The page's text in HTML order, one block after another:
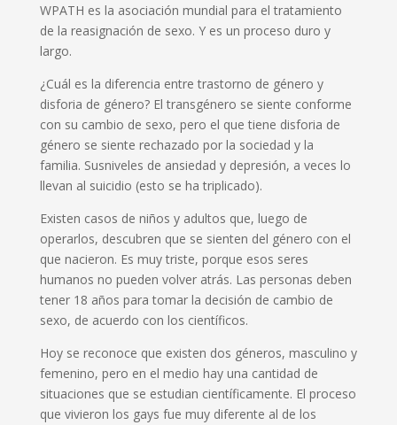
WPATH es la asociación mundial para el tratamiento
de la reasignación de sexo. Y es un proceso duro y
largo.
¿Cuál es la diferencia entre trastorno de género y
disforia de género? El transgénero se siente conforme
con su cambio de sexo, pero el que tiene disforia de
género se siente rechazado por la sociedad yla
familia. Susniveles de ansiedad y depresión, a veces lo
llevan al suicidio (esto se ha triplicado).
Existen casos de niños y adultos que, luego de
operarlos, descubren que se sienten del género con el
que nacieron. Es muy triste, porque esos seres
humanos no pueden volver atrás. Las personas deben
tener 18 años para tomar la decisión de cambio de
sexo, de acuerdo con los científicos.
Hoy se reconoce que existen dos géneros, masculino y
femenino, pero en el medio hay una cantidad de
situaciones que se estudian científicamente. El proceso
que vivieron los gays fue muy diferente al de los